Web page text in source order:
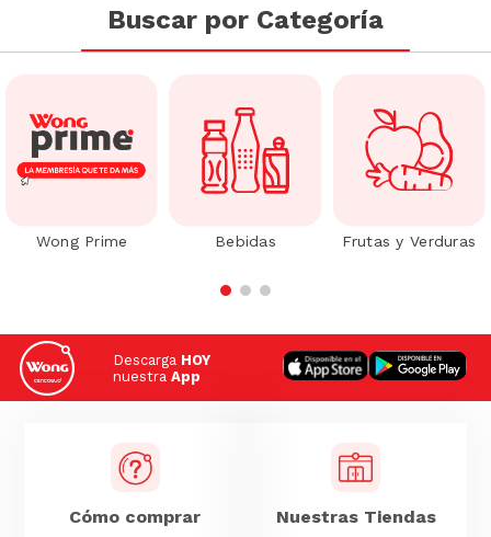
Buscar por Categoría
Wong Prime Bebidas Frutas y Verduras
Descarga HOY
nuestra App
Cómo comprar Nuestras Tiendas